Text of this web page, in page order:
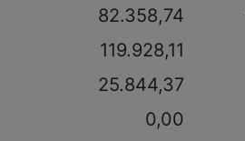
82.358,74
119.928,11
25.844,37
0,00